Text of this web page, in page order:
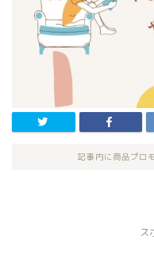
記事内に商品プロ
ス